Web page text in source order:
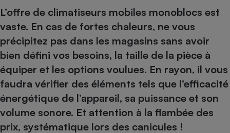
L’offre de climatiseurs mobiles monoblocs est
vaste. En cas de fortes chaleurs, ne vous
précipitez pas dans les magasins sans avoir
bien défini vos besoins, la taille de la pièce à
équiper et les options voulues. En rayon, il vous
faudra vérifier des éléments tels que l’efficacité
énergétique de l’appareil, sa puissance et son
volume sonore. Et attention à la flambée des
prix, systématique lors des canicules !
Supermarché - Drive
Mutuelle
Comparateur auto
Comparatif climatiseur
Comparatif aspirateur
Comparatif aspirateur
Comparatif cafetière
Comparatif robot cuiseur
Comparatif centrale
Électricité - Gaz
Comparatif ordinateur
Comparatif ultrabook
Comparatif tablette
Image et son
Informatique
Internet
Aménagement
Bricolage - Jardinage
Chauffage
Produit d'entretien
Sécurité domestique
Hygiène - Beauté
Maladie - Médecine -
Système de santé -
Retraite
Tous les comparateurs
Toutes les cartes interactives
Speedtest - Testez le débit de votre
connexion Internet